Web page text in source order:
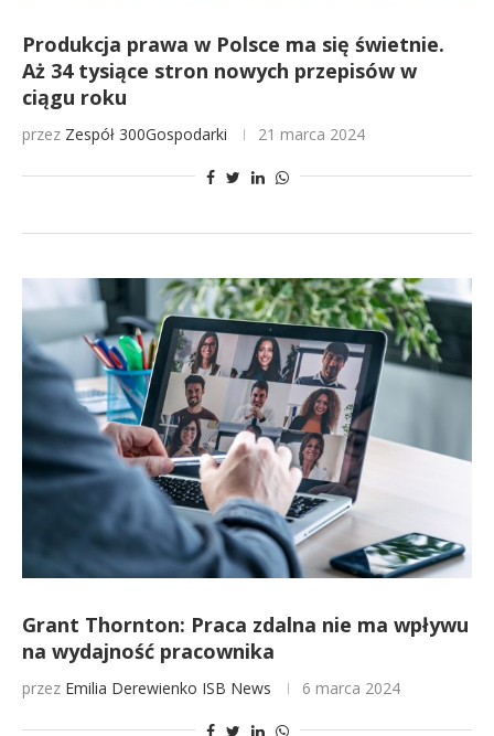
Produkcja prawa w Polsce ma się świetnie.
Aż 34 tysiące stron nowych przepisów w
ciągu roku
przez Zespół 300Gospodarki 21 marca 2024
Grant Thornton: Praca zdalna nie ma wpływu
na wydajność pracownika
przez Emilia Derewienko ISB News 6 marca 2024